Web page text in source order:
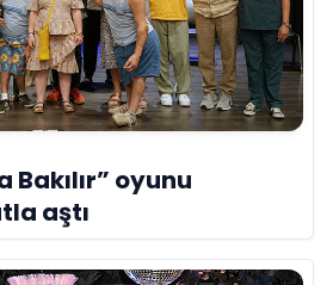
oyunu
aştı